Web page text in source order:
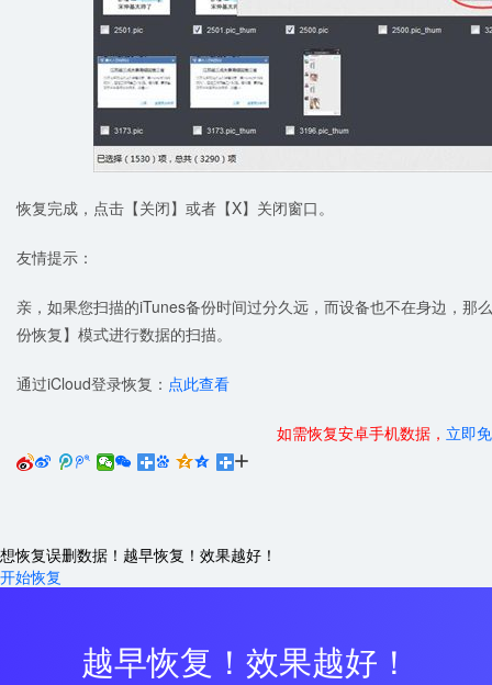
恢复完成，点击【关闭】或者【X】关闭窗口。
友情提示：
亲，如果您扫描的iTunes备份时间过分久远，而设备也不在身边，那
份恢复】模式进行数据的扫描。
通过iCloud登录恢复： 点此查看
如需恢复安卓手机数据， 立即
     
想恢复误删数据！越早恢复！效果越好！
开始恢复
越早恢复！效果越好！